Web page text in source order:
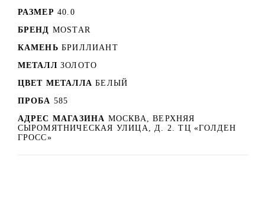
РАЗМЕР 40.0
БРЕНД MOSTAR
КАМЕНЬ БРИЛЛИАНТ
МЕТАЛЛ ЗОЛОТО
ЦВЕТ МЕТАЛЛА БЕЛЫЙ
ПРОБА 585
АДРЕС МАГАЗИНА МОСКВА, ВЕРХНЯЯ
СЫРОМЯТНИЧЕСКАЯ УЛИЦА, Д. 2. ТЦ «ГОЛДЕН
ГРОСС»